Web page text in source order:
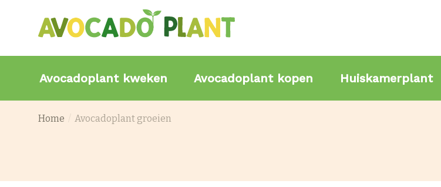
Avocadoplant kweken Avocadoplant kopen Huiskamerplant
Home Avocadoplant groeien